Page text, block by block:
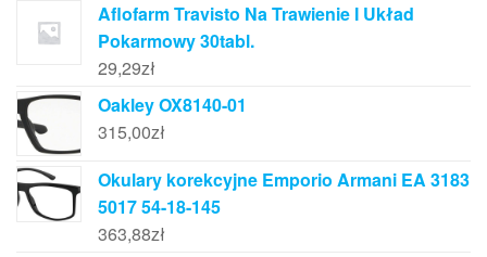
Aflofarm Travisto Na Trawienie I Układ
Pokarmowy 30tabl.
29,29zł
Oakley OX8140-01
315,00zł
Okulary korekcyjne Emporio Armani EA 3183
5017 54-18-145
363,88zł